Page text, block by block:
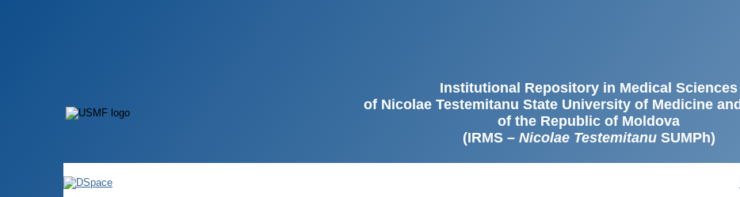
Institutional Repository in Medical Sciences
of Nicolae Testemitanu State University of Medicine
of the Republic of Moldova
(IRMS – Nicolae TestemitanuSUMPh)